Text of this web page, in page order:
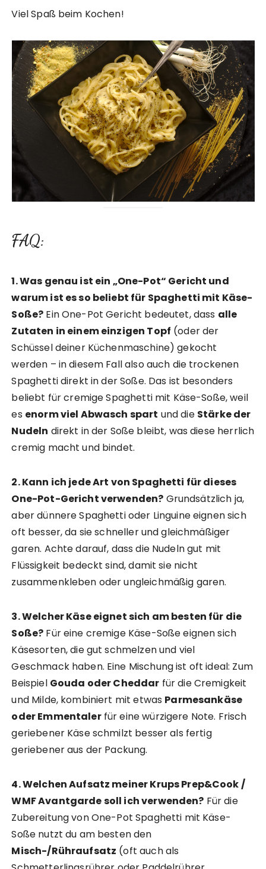
Viel Spaß beim Kochen!
FAQ:
1. Was genau ist ein „One-Pot“ Gericht und
warum ist es so beliebt für Spaghetti mit Käse-
Soße? Ein One-Pot Gericht bedeutet, dass alle
Zutaten in einem einzigen Topf (oder der
Schüssel deiner Küchenmaschine) gekocht
werden – in diesem Fall also auch die trockenen
Spaghetti direkt in der Soße. Das ist besonders
beliebt für cremige Spaghetti mit Käse-Soße, weil
es enorm viel Abwasch spart und die Stärke der
Nudeln direkt in der Soße bleibt, was diese herrlich
cremig macht und bindet.
2. Kann ich jede Art von Spaghetti für dieses
One-Pot-Gericht verwenden? Grundsätzlich ja,
aber dünnere Spaghetti oder Linguine eignen sich
oft besser, da sie schneller und gleichmäßiger
garen. Achte darauf, dass die Nudeln gut mit
Flüssigkeit bedeckt sind, damit sie nicht
zusammenkleben oder ungleichmäßig garen.
3. Welcher Käse eignet sich am besten für die
Soße? Für eine cremige Käse-Soße eignen sich
Käsesorten, die gut schmelzen und viel
Geschmack haben. Eine Mischung ist oft ideal: Zum
Beispiel Gouda oder Cheddar für die Cremigkeit
und Milde, kombiniert mit etwas Parmesankäse
oder Emmentalerfür eine würzigere Note. Frisch
geriebener Käse schmilzt besser als fertig
geriebener aus der Packung.
4. Welchen Aufsatz meiner Krups Prep&Cook /
WMF Avantgarde soll ich verwenden? Für die
Zubereitung von One-Pot Spaghetti mit Käse-
Soße nutzt du am besten den
Misch-/Rühraufsatz (oft auch als